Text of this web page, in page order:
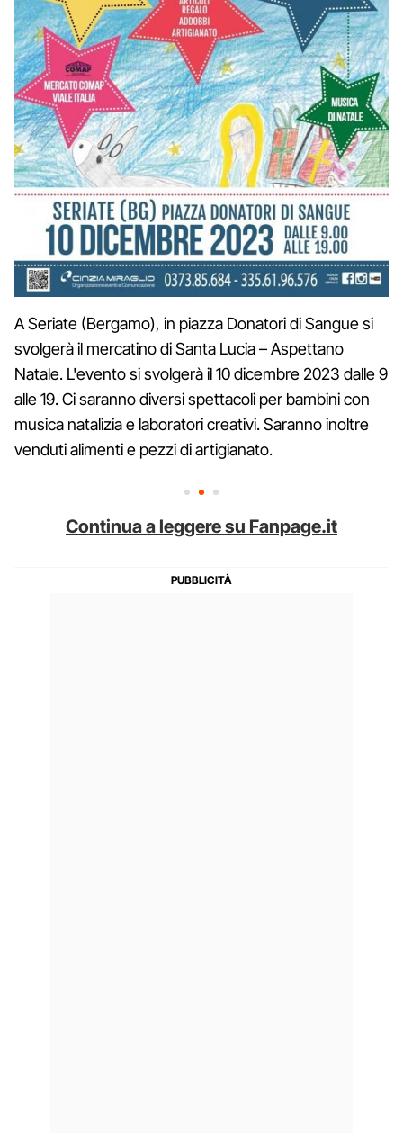
A Seriate (Bergamo), in piazza Donatori di Sangue si
svolgerà il mercatino di Santa Lucia – Aspettano
Natale. L'evento si svolgerà il 10 dicembre 2023 dalle 9
alle 19. Ci saranno diversi spettacoli per bambini con
musica natalizia e laboratori creativi. Saranno inoltre
venduti alimenti e pezzi di artigianato.
Continua a leggere su Fanpage.it